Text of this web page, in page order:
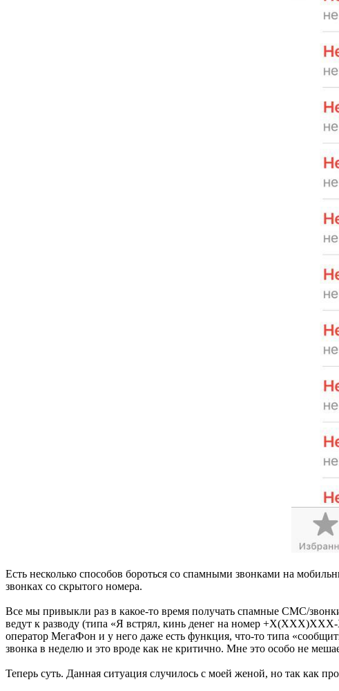
Есть несколько способов бороться со спамными звонками на
звонках со скрытого номера.
Все мы привыкли раз в какое-то время получать спамные СМС/
ведут к разводу (типа «Я встрял, кинь денег на номер
оператор МегаФон и у него даже есть функция, что-то типа
звонка в неделю и это вроде как не критично. Мне это особо не
Теперь суть. Данная ситуация случилось с моей женой, но так как